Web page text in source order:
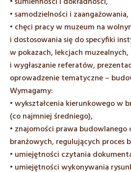
• samodzielności i zaangażowania,
• chęci pracy w muzeum na
i dostosowania się do specyfiki
w pokazach, lekcjach
i wygłaszanie referatów,
oprowadzenie tematyczne –
Wymagamy:
• wykształcenia kierunkowego w
(co najmniej średniego),
• znajomości prawa
branżowych, regulujących proces
• umiejętności czytania
• umiejętności wykonywania